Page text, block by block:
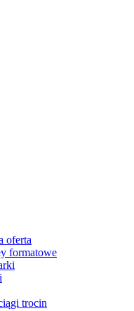
oferta
formatowe
trocin